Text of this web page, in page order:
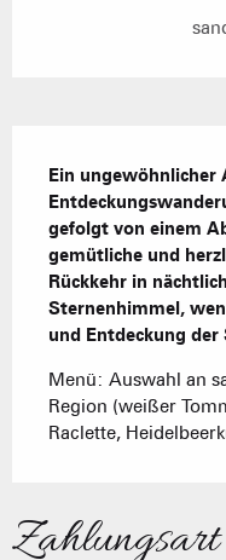
Ein ungewöhnlicher
gefolgt von einem
gemütliche und
Rückkehr in
Sternenhimmel,
und Entdeckung der
Menü: Auswahl an
Region (weißer
Raclette,
Zahlungsart